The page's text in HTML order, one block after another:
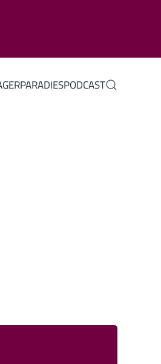
PODCAST